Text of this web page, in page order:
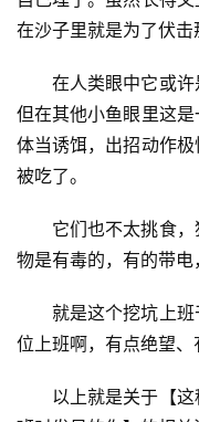
在沙子里就是为了伏击
在人类眼中它或许
但在其他小鱼眼里这
体当诱饵，出招动作
被吃了。
它们也不太挑食
物是有毒的，有的带电
就是这个挖坑上
位上班啊，有点绝望、
以上就是关于【